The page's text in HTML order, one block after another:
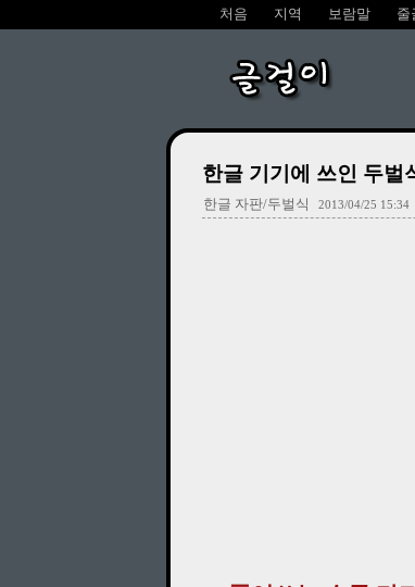
처음 지역 보람말 줄
글걸이
한글 기기에 쓰인 두벌
한글 자판/두벌식 2013/04/25 15:34